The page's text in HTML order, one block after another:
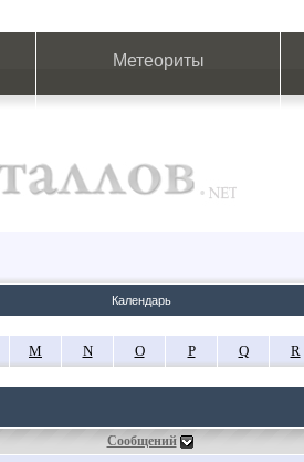
Метеориты
Календарь
M N O P Q R
Сообщений